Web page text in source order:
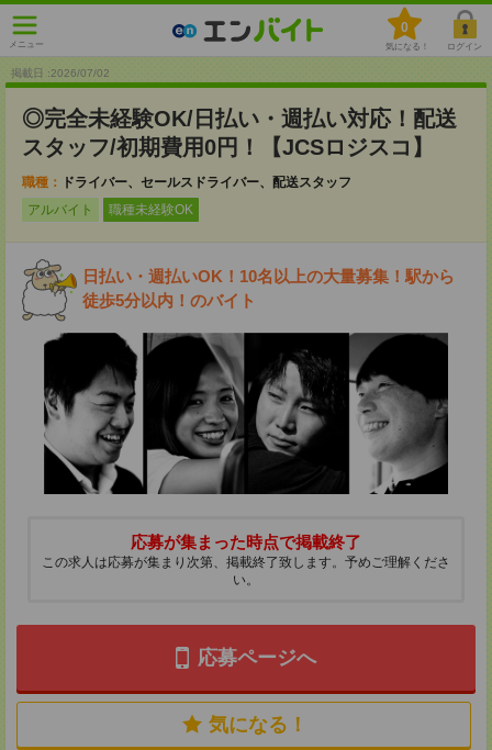
メニュー
0
気になる！ ログイン
掲載日 :2026/07/02
◎完全未経験OK/日払い・週払い対応！配送
スタッフ/初期費用0円！【JCSロジスコ】
職種：
ドライバー、セールスドライバー、配送スタッフ
アルバイト
職種未経験OK
日払い・週払いOK！10名以上の大量募集！駅から
徒歩5分以内！のバイト
応募が集まった時点で掲載終了
この求人は応募が集まり次第、掲載終了致します。予めご理解くださ
い。
応募ページへ
気になる！